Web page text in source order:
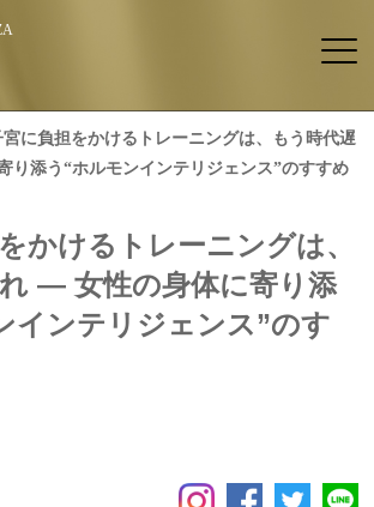
宮に負担をかけるトレーニングは、もう時代遅
り添う“ホルモンインテリジェンス”のすすめ
かけるトレーニングは、
― 女性の身体に寄り添
インテリジェンス”のす